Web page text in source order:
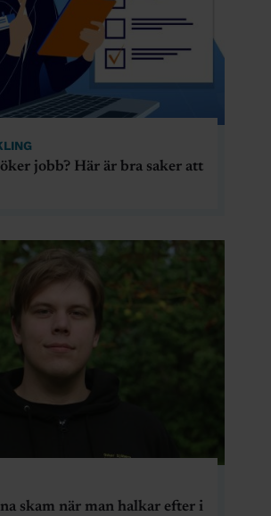
jobb? Här är bra saker att
skam när man halkar efter i